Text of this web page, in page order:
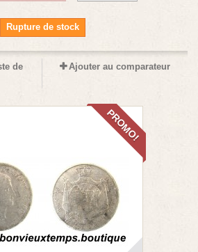
Rupture de stock
de
Ajouter au comparateur
PROMO!